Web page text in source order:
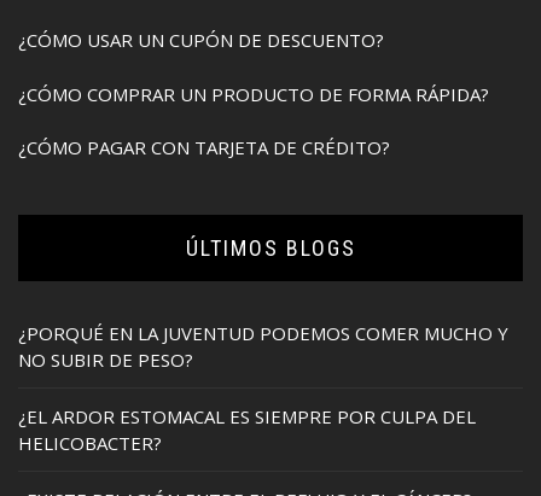
¿CÓMO USAR UN CUPÓN DE DESCUENTO?
¿CÓMO COMPRAR UN PRODUCTO DE FORMA RÁPIDA?
¿CÓMO PAGAR CON TARJETA DE CRÉDITO?
ÚLTIMOS BLOGS
¿PORQUÉ EN LA JUVENTUD PODEMOS COMER MUCHO Y
NO SUBIR DE PESO?
¿EL ARDOR ESTOMACAL ES SIEMPRE POR CULPA DEL
HELICOBACTER?